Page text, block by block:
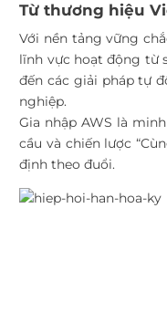
Từ thương hiệu
Với nền tảng vững
lĩnh vực hoạt động từ
đến các giải pháp tự
nghiệp.
Gia nhập AWS là
cầu và chiến lược
định theo đuổi.